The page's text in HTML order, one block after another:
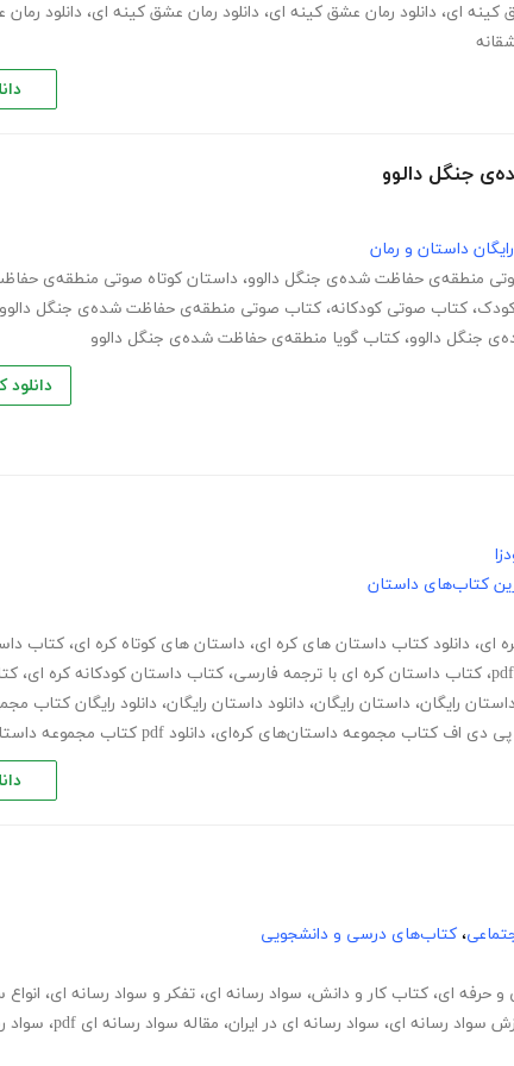
کینه ای، دانلود رمان عشق کینه ای، دانلود رمان عشق کینه ای، دانلود
جنگل دالوو
داستان و رمان
منطقه‌ی حفاظت شده‌ی جنگل دالوو، داستان کوتاه صوتی منطقه‌ی
، کتاب صوتی کودکانه، کتاب صوتی منطقه‌ی حفاظت شده‌ی جنگل دالوو
جنگل دالوو، کتاب گویا منطقه‌ی حفاظت شده‌ی جنگل دالوو
کتاب‌های داستان
ای، دانلود کتاب داستان های کره ای، داستان های کوتاه کره ای، کتاب
، کتاب داستان کره ای با ترجمه فارسی، کتاب داستان کودکانه کره ای،
رایگان، داستان رایگان، دانلود داستان رایگان، دانلود رایگان کتاب
پی دی اف کتاب مجموعه داستان‌های کره‌ای، دانلود pdf کتاب مجموعه داستان‌های کره‌ای
، کتاب‌های درسی و دانشجویی
حرفه ای، کتاب کار و دانش، سواد رسانه ای، تفکر و سواد رسانه ای،
سواد رسانه ای، سواد رسانه ای در ایران، مقاله سواد رسانه ای pdf ، سواد